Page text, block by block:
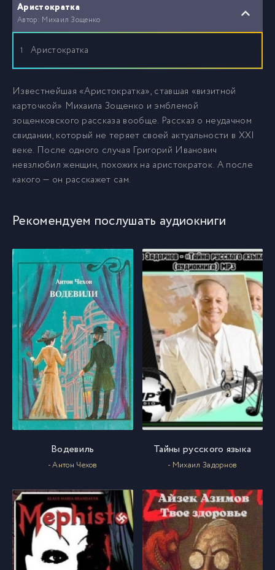
Аристократка
Автор: Михаил Зощенко
1 Аристократка
Известнейшая «Аристократка», ставшая «визитной
карточкой» Михаила Зощенко и эмблемой
зощенковского рассказа вообще. Рассказ о неудачном
свидании, который не теряет своей актуальности в XXI
веке. После одного случая Григорий Иванович
невзлюбил женщин, похожих на аристократок. А после
какого — он расскажет сам.
Рекомендуем послушать аудиокниги
Водевиль
- Антон Чехов
Тайны русского языка
- Михаил Задорнов